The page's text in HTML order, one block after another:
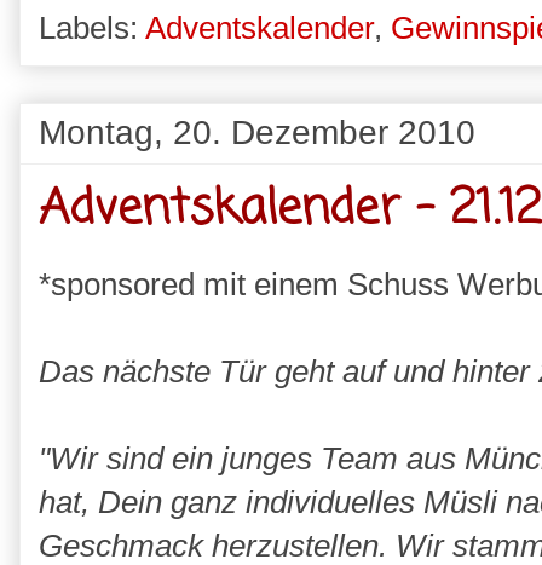
Labels: Adventskalender,
Montag, 20. Dezember 2010
Adventskalender -
*sponsored mit einem Schuss
Das nächste Tür geht auf und
"Wir sind ein junges Team aus
hat, Dein ganz individuelles Müsli
Geschmack herzustellen. Wir